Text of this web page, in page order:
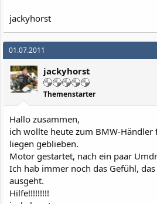
jackyhorst
01.07.2011
jackyhorst
Themenstarter
Hallo zusammen,
ich wollte heute zum BMW-
liegen geblieben.
Motor gestartet, nach ein paar
Ich hab immer noch das Gefühl,
ausgeht.
Hilfe!!!!!!!!!